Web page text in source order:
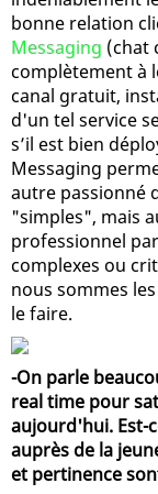
bonne relation
Messaging (chat
complètement à
canal gratuit,
d'un tel service
s’il est bien
Messaging
autre passionné
"simples", mais
professionnel
complexes ou
nous sommes
le faire.
-On parle
real time pour
aujourd'hui. Est-
auprès de la
et pertinence